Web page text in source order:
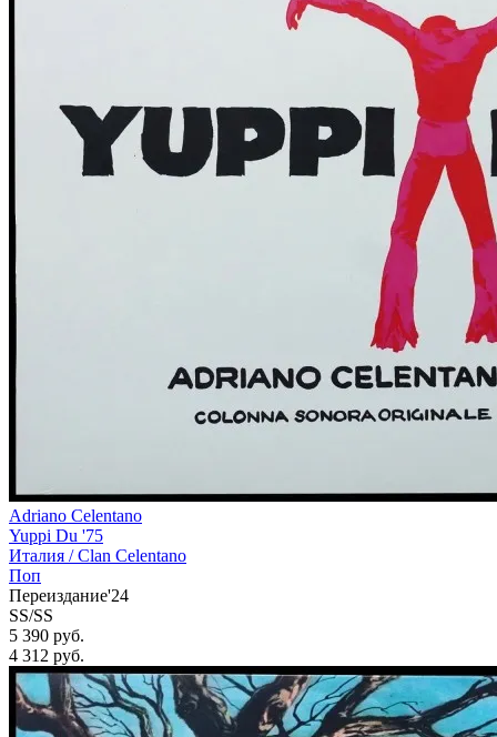
Adriano Celentano
Yuppi Du '75
Италия /Clan Celentano
Поп
Переиздание'24
SS/SS
5 390 руб.
4 312 руб.